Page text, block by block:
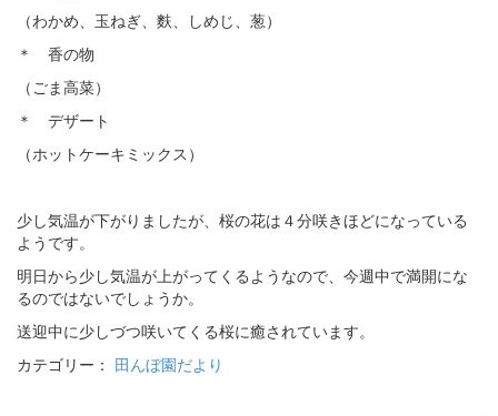
（わかめ、玉ねぎ、麩、しめじ、葱）
＊ 香の物
（ごま高菜）
＊ デザート
（ホットケーキミックス）
少し気温が下がりましたが、桜の花は４分咲きほどになっている
ようです。
明日から少し気温が上がってくるようなので、今週中で満開にな
るのではないでしょうか。
送迎中に少しづつ咲いてくる桜に癒されています。
カテゴリー： 田んぼ園だより